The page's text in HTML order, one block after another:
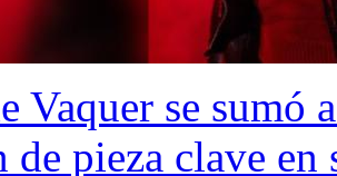
Vaquer se sumó
de pieza clave en